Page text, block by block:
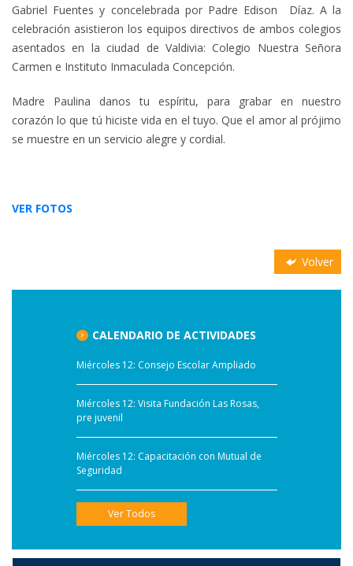
Gabriel Fuentes y concelebrada por Padre Edison Díaz. A la
celebración asistieron los equipos directivos de ambos colegios
asentados en la ciudad de Valdivia: Colegio Nuestra Señora
Carmen e Instituto Inmaculada Concepción.
Madre Paulina danos tu espíritu, para grabar en nuestro
corazón lo que tú hiciste vida en el tuyo. Que el amor al prójimo
se muestre en un servicio alegre y cordial.
VER FOTOS
Volver
CALENDARIO DE ACTIVIDADES
Miércoles 12: Consejo Escolar Ampliado
Miércoles 12: Visita Fundación Las Rosas,
pre juvenil
Miércoles 12: Capacitación con Mutual de
Seguridad
Ver Todos